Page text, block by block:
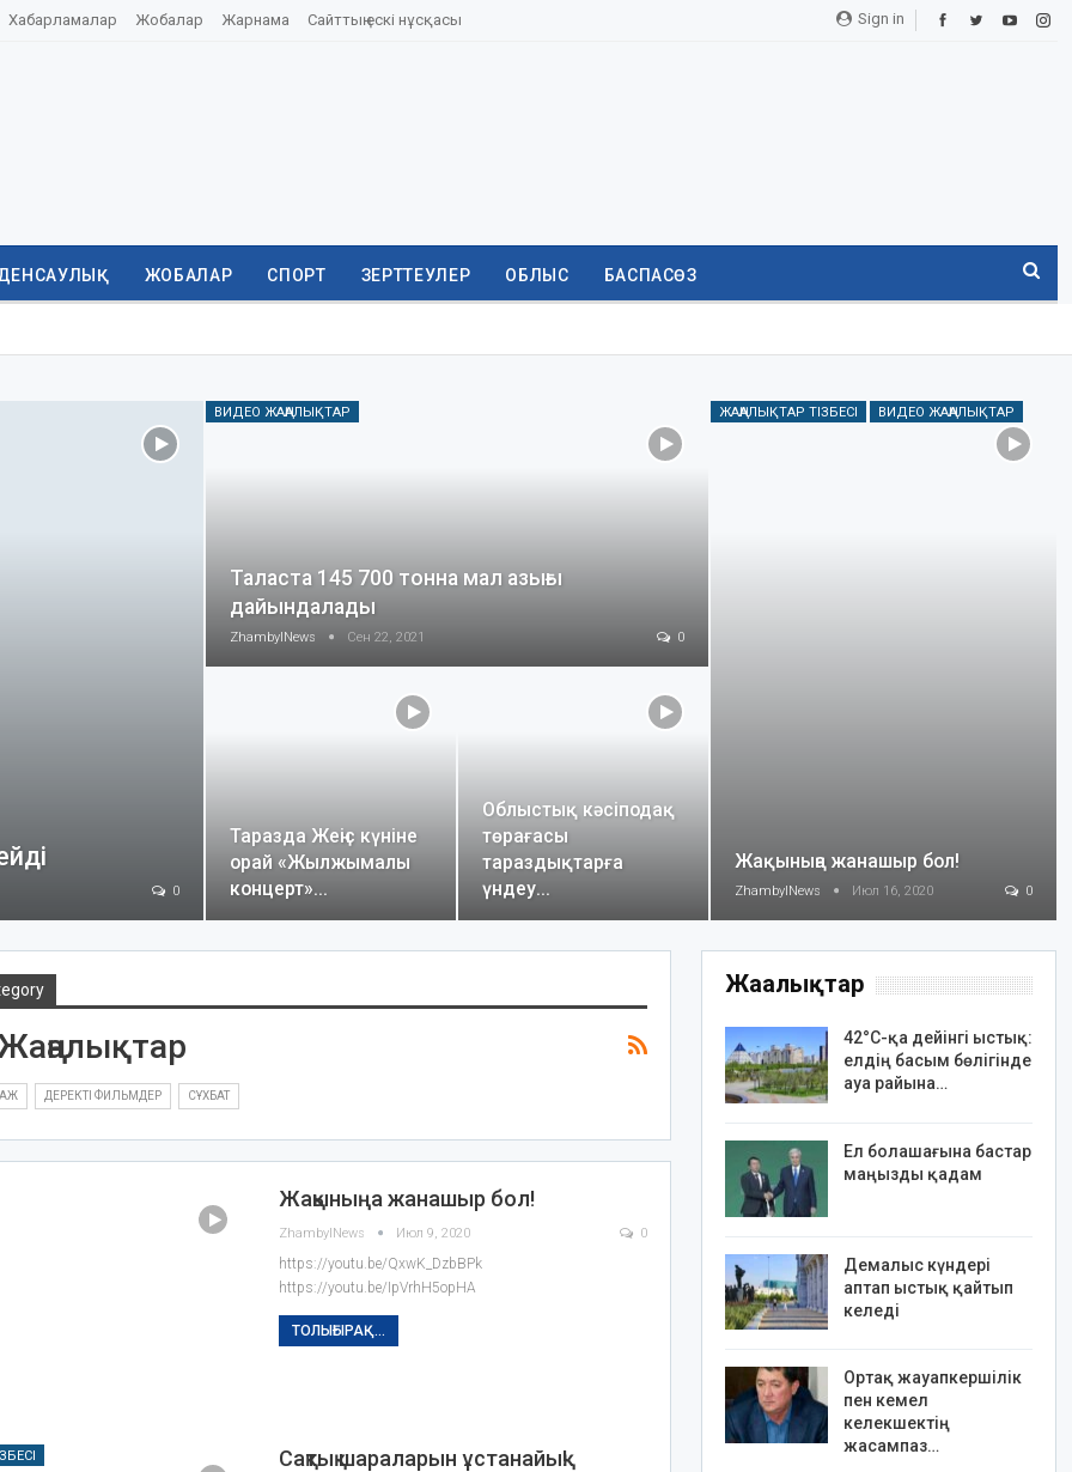
Sign in
Хабарламалар Жобалар Жарнама Сайттың ескі нұсқасы
ЖОБАЛАР СПОРТ ЗЕРТТЕУЛЕР ОБЛЫС БАСПАСӨЗ
0
ВИДЕО ЖАҢАЛЫҚТАР
Таласта 145 700 тонна мал азығы
дайындалады
ZhambylNews Сен 22, 2021 0
Таразда Жеңіс күніне
орай «Жылжымалы
концерт»…
Облыстық кәсіподақ
төрағасы
тараздықтарға
үндеу…
ЖАҢАЛЫҚТАР ТІЗБЕСІ ВИДЕО ЖАҢАЛЫҚТАР
Жақыныңа жанашыр бол!
ZhambylNews Июл 16, 2020 0
ДЕРЕКТІ ФИЛЬМДЕР СҰХБАТ
Жақыныңа жанашыр бол!
ZhambylNews Июл 9, 2020 0
https://youtu.be/QxwK_DzbBPk
https://youtu.be/IpVrhH5opHA
ТОЛЫҒЫРАҚ...
Сақтық шараларын ұстанайық!
Жаңалықтар
42°C-қа дейінгі ыстық:
елдің басым бөлігінде
ауа райына…
Ел болашағына бастар
маңызды қадам
Демалыс күндері
аптап ыстық қайтып
келеді
Ортақ жауапкершілік
пен кемел
келекшектің
жасампаз…